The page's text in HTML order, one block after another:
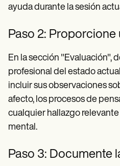
ayuda durante la sesión
Paso 2: Proporcione
En la sección "Evaluación",
profesional del estado
incluir sus observaciones
afecto, los procesos de
cualquier hallazgo
mental.
Paso 3: Documente